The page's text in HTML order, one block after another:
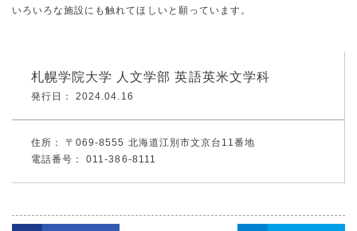
いろいろな施設にも触れてほしいと願っています。
発行日： 2024.04.16
札幌学院大学 人文学部 英語英米文学科
住所：
〒069-8555 北海道江別市文京台11番地
電話番号：
011-386-8111